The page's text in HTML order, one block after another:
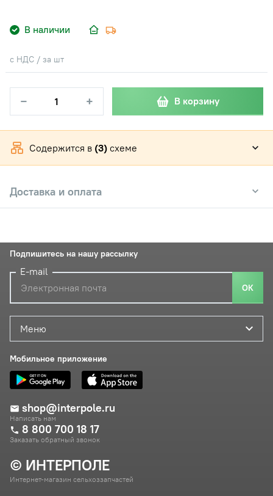
В наличии
с НДС / за шт
− + В корзину
Содержится в (3) схеме
Доставка и оплата
© ИНТЕРПОЛЕ
Интернет-магазин сельхоззапчастей
Меню
Мобильное приложение
shop@interpole.ru
Написать нам
8 800 700 18 17
Заказать обратный звонок
Подпишитесь на нашу рассылку
E-mail
ОК